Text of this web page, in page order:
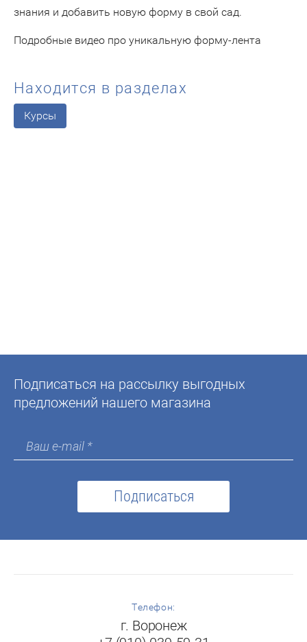
знания и добавить новую форму в свой сад.
Подробные видео про уникальную форму-лента
Находится в разделах
Курсы
Подписаться на рассылку выгодных
предложений нашего магазина
Подписаться
Телефон:
г. Воронеж